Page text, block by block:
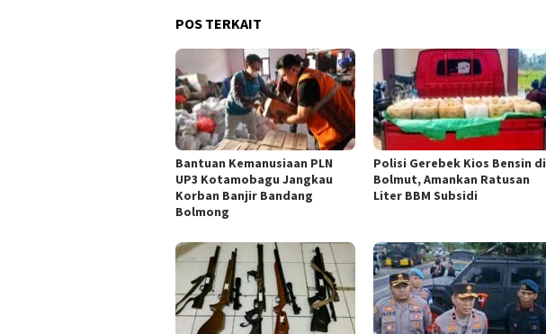
POS TERKAIT
Bantuan Kemanusiaan PLN
UP3 Kotamobagu Jangkau
Korban Banjir Bandang
Bolmong
Polisi Gerebek Kios Bensin di
Bolmut, Amankan Ratusan
Liter BBM Subsidi